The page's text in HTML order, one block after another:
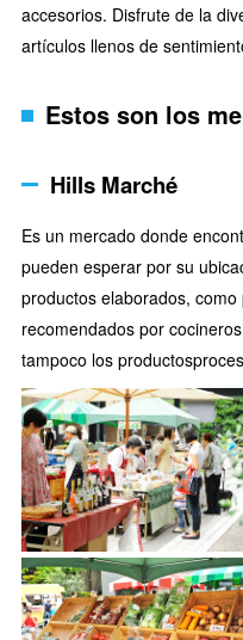
accesorios. Disfrute de la
artículos llenos de
Estos son los
Hills Marché
Es un mercado donde
pueden esperar por su
productos elaborados,
recomendados por
tampoco los